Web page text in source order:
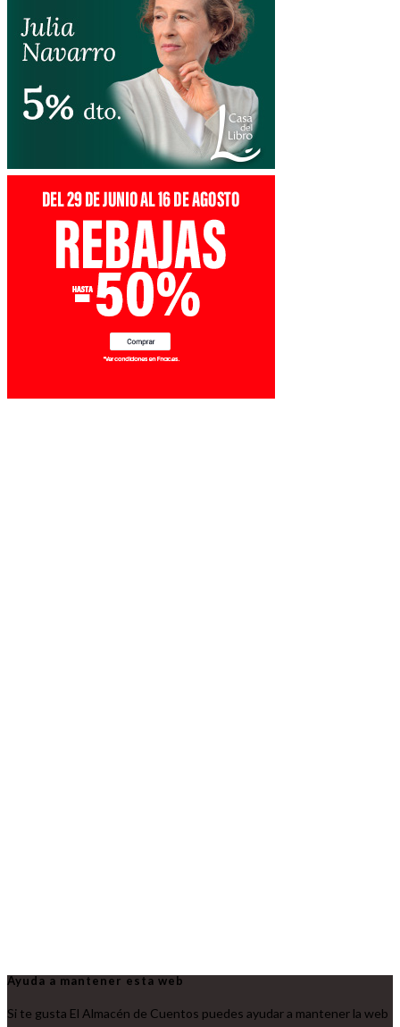
Ayuda a mantener esta web
Si te gusta El Almacén de Cuentos puedes ayudar a mantener la web